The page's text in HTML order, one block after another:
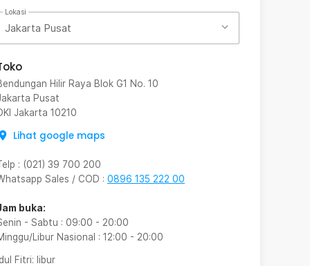
Lokasi
Jakarta Pusat
Hilir Raya Blok G1 No. 10
Pusat
Jakarta 10210
Lihat google maps
: (021) 39 700 200
Sales / COD : 0896 135 222 00
buka:
- Sabtu : 09:00 - 20:00
Libur Nasional : 12:00 - 20:00
Fitri: libur